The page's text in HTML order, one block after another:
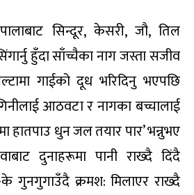
सिन्दूर, केसरी, जौ, तिल
हुँदा साँच्चैका नाग जस्ता सजीव
गाईको दूध भरिदिनु भएपछि
आठवटा र नागका बच्चालाई
हातपाउ धुन जल तयार पार’ भन्नुभए
दुनाहरूमा पानी राख्दै दिंदै
गुनगुगाउँदै क्रमश: मिलाएर राख्दै